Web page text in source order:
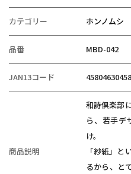
カテゴリー ホンノムシ
品番 MBD-042
JAN13コード
商品説明
和詩倶楽部
ら、若手デ
け。
「紗紙」と
るから、と